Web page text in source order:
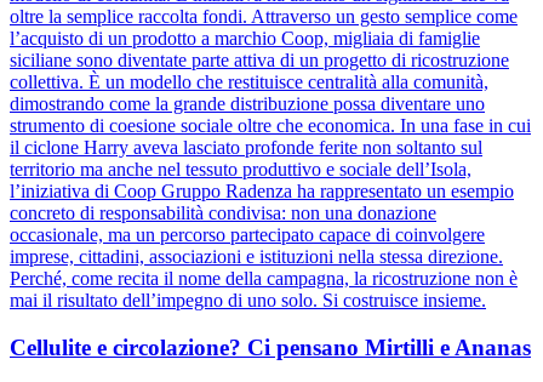
oltre la semplice raccolta fondi. Attraverso un gesto semplice come
l’acquisto di un prodotto a marchio Coop, migliaia di famiglie
siciliane sono diventate parte attiva di un progetto di ricostruzione
collettiva. È un modello che restituisce centralità alla comunità,
dimostrando come la grande distribuzione possa diventare uno
strumento di coesione sociale oltre che economica. In una fase in cui
il ciclone Harry aveva lasciato profonde ferite non soltanto sul
territorio ma anche nel tessuto produttivo e sociale dell’Isola,
l’iniziativa di Coop Gruppo Radenza ha rappresentato un esempio
concreto di responsabilità condivisa: non una donazione
occasionale, ma un percorso partecipato capace di coinvolgere
imprese, cittadini, associazioni e istituzioni nella stessa direzione.
Perché, come recita il nome della campagna, la ricostruzione non è
mai il risultato dell’impegno di uno solo. Si costruisce insieme.
Cellulite e circolazione? Ci pensano Mirtilli e Ananas